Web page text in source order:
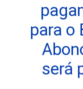
para o
será